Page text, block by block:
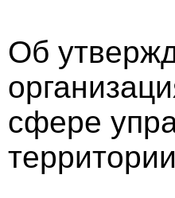
Об
сфере